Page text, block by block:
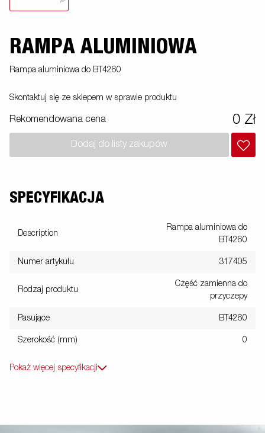
RAMPA ALUMINIOWA
Rampa aluminiowa do BT4260
Skontaktuj się ze sklepem w sprawie produktu
Rekomendowana cena 0 Zł
Dodaj do listy zakupów
SPECYFIKACJA
Description
Rampa aluminiowa do
BT4260
Numer artykułu 317405
Rodzaj produktu
Część zamienna do
przyczepy
Pasujące BT4260
Szerokość (mm) 0
Pokaż więcej specyfikacji